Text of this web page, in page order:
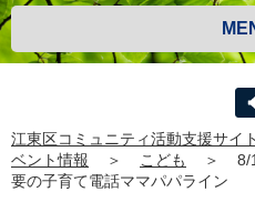
江東区コミュニティ活動支援サイ
ベント情報
＞ こども ＞
8/
要の子育て電話ママパパライン